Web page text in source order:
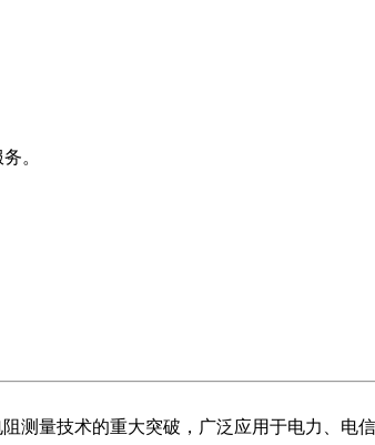
。
量技术的重大突破，广泛应用于电力、电